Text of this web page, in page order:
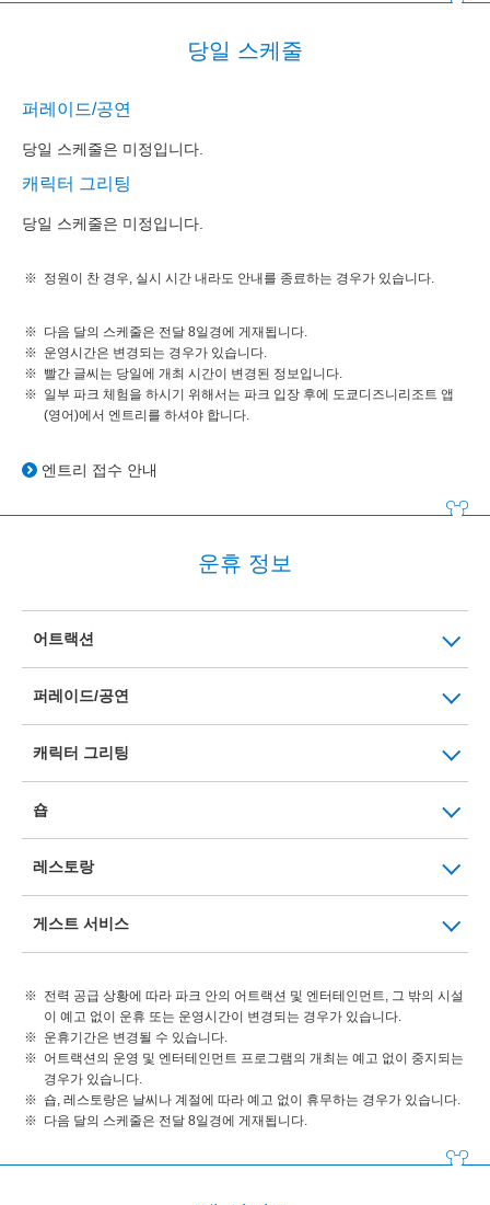
당일 스케줄
퍼레이드/공연
당일 스케줄은 미정입니다.
캐릭터 그리팅
당일 스케줄은 미정입니다.
정원이 찬 경우, 실시 시간 내라도 안내를 종료하는 경우가 있습니다.
다음 달의 스케줄은 전달 8일경에 게재됩니다.
운영시간은 변경되는 경우가 있습니다.
빨간 글씨는 당일에 개최 시간이 변경된 정보입니다.
일부 파크 체험을 하시기 위해서는 파크 입장 후에 도쿄디즈니리조트 앱
(영어)에서 엔트리를 하셔야 합니다.
엔트리 접수 안내
운휴 정보
어트랙션
퍼레이드/공연
캐릭터 그리팅
숍
레스토랑
게스트 서비스
전력 공급 상황에 따라 파크 안의 어트랙션 및 엔터테인먼트, 그 밖의 시설
이 예고 없이 운휴 또는 운영시간이 변경되는 경우가 있습니다.
운휴기간은 변경될 수 있습니다.
어트랙션의 운영 및 엔터테인먼트 프로그램의 개최는 예고 없이 중지되는
경우가 있습니다.
숍, 레스토랑은 날씨나 계절에 따라 예고 없이 휴무하는 경우가 있습니다.
다음 달의 스케줄은 전달 8일경에 게재됩니다.